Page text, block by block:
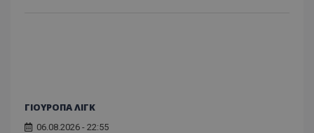
ΓΙΟΥΡΟΠΑ ΛΙΓΚ
06.08.2026 - 22:55